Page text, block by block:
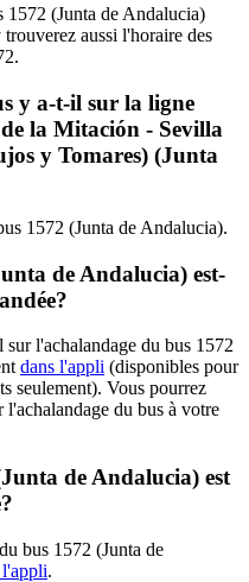
1572 (Junta de Andalucia)
trouverez aussi l'horaire des
y a-t-il sur la ligne
la Mitación - Sevilla
y Tomares) (Junta
1572 (Junta de Andalucia).
de Andalucia) est-
l'achalandage du bus 1572
dans l'appli (disponibles pour
seulement). Vous pourrez
du bus à votre
de Andalucia) est
bus 1572 (Junta de
l'appli.